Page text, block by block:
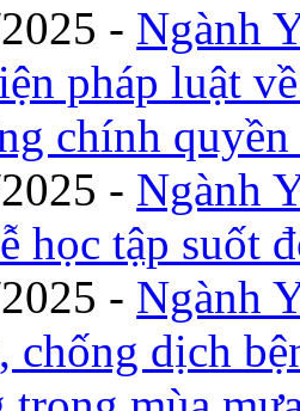
- Ngành
pháp luật
chính
- Ngành
học tập suốt
- Ngành
chống dịch